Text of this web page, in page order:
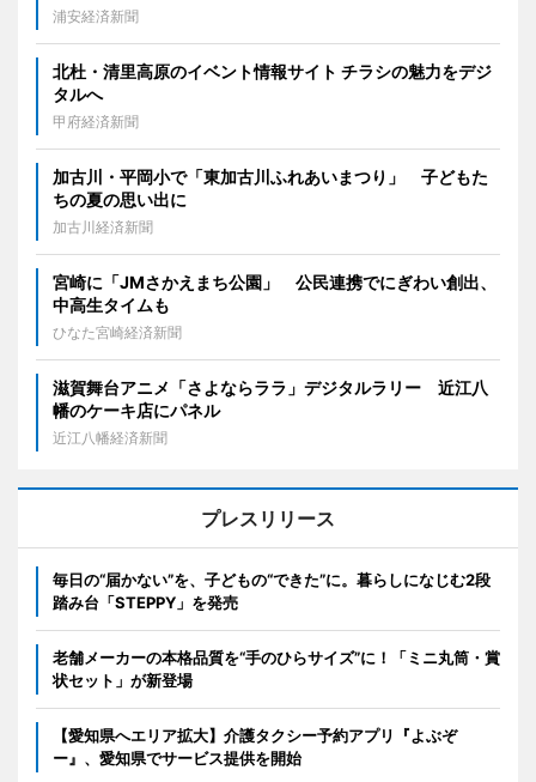
浦安経済新聞
北杜・清里高原のイベント情報サイト チラシの魅力をデジ
タルへ
甲府経済新聞
加古川・平岡小で「東加古川ふれあいまつり」 子どもた
ちの夏の思い出に
加古川経済新聞
宮崎に「JMさかえまち公園」 公民連携でにぎわい創出、
中高生タイムも
ひなた宮崎経済新聞
滋賀舞台アニメ「さよならララ」デジタルラリー 近江八
幡のケーキ店にパネル
近江八幡経済新聞
プレスリリース
毎日の“届かない”を、子どもの“できた”に。暮らしになじむ2段
踏み台「STEPPY」を発売
老舗メーカーの本格品質を“手のひらサイズ”に！「ミニ丸筒・賞
状セット」が新登場
【愛知県へエリア拡大】介護タクシー予約アプリ『よぶぞ
ー』、愛知県でサービス提供を開始